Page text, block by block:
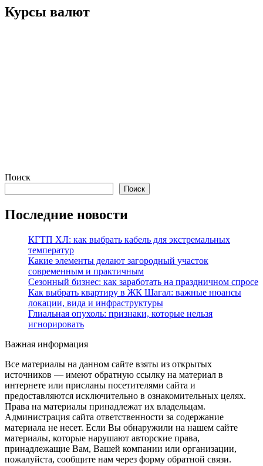
Курсы валют
Поиск
Поиск
Последние новости
КГТП ХЛ: как выбрать кабель для экстремальных
температур
Какие элементы делают загородный участок
современным и практичным
Сезонный бизнес: как заработать на праздничном спросе
Как выбрать квартиру в ЖК Шагал: важные нюансы
локации, вида и инфраструктуры
Глиальная опухоль: признаки, которые нельзя
игнорировать
Важная информация
Все материалы на данном сайте взяты из открытых
источников — имеют обратную ссылку на материал в
интернете или присланы посетителями сайта и
предоставляются исключительно в ознакомительных целях.
Права на материалы принадлежат их владельцам.
Администрация сайта ответственности за содержание
материала не несет. Если Вы обнаружили на нашем сайте
материалы, которые нарушают авторские права,
принадлежащие Вам, Вашей компании или организации,
пожалуйста, сообщите нам через форму обратной связи.